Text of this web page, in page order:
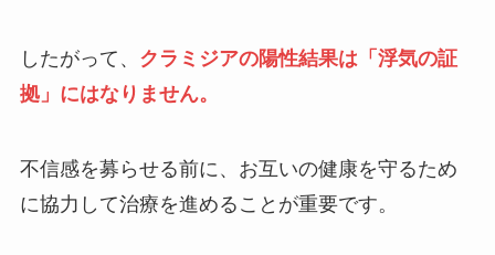
したがって、 クラミジアの陽性結果は「浮気の証
拠」にはなりません。
不信感を募らせる前に、お互いの健康を守るため
に協力して治療を進めることが重要です。